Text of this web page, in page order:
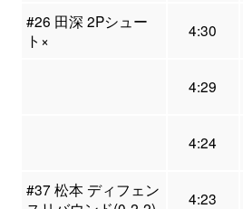
#26 田深 2Pシュー
ト×
4:30
4:29
4:24
#37 松本 ディフェン
4:23